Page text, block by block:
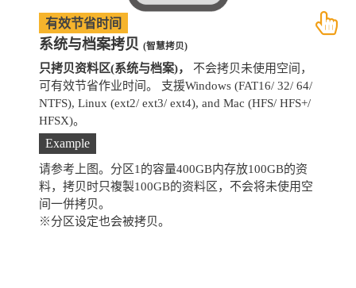
有效节省时间
系统与档案拷贝(智慧拷贝)
只拷贝资料区(系统与档案)，
不会拷贝未使用空间，
可有效节省作业时间。 支援Windows (FAT16/ 32/ 64/
NTFS), Linux (ext2/ ext3/ ext4), and Mac (HFS/ HFS+/
HFSX)。
Example
请参考上图。分区1的容量400GB内存放100GB的资
料，拷贝时只複製100GB的资料区，不会将未使用空
间一併拷贝。
※分区设定也会被拷贝。